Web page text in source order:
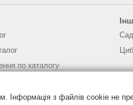
по каталогу
з файлів cookie не